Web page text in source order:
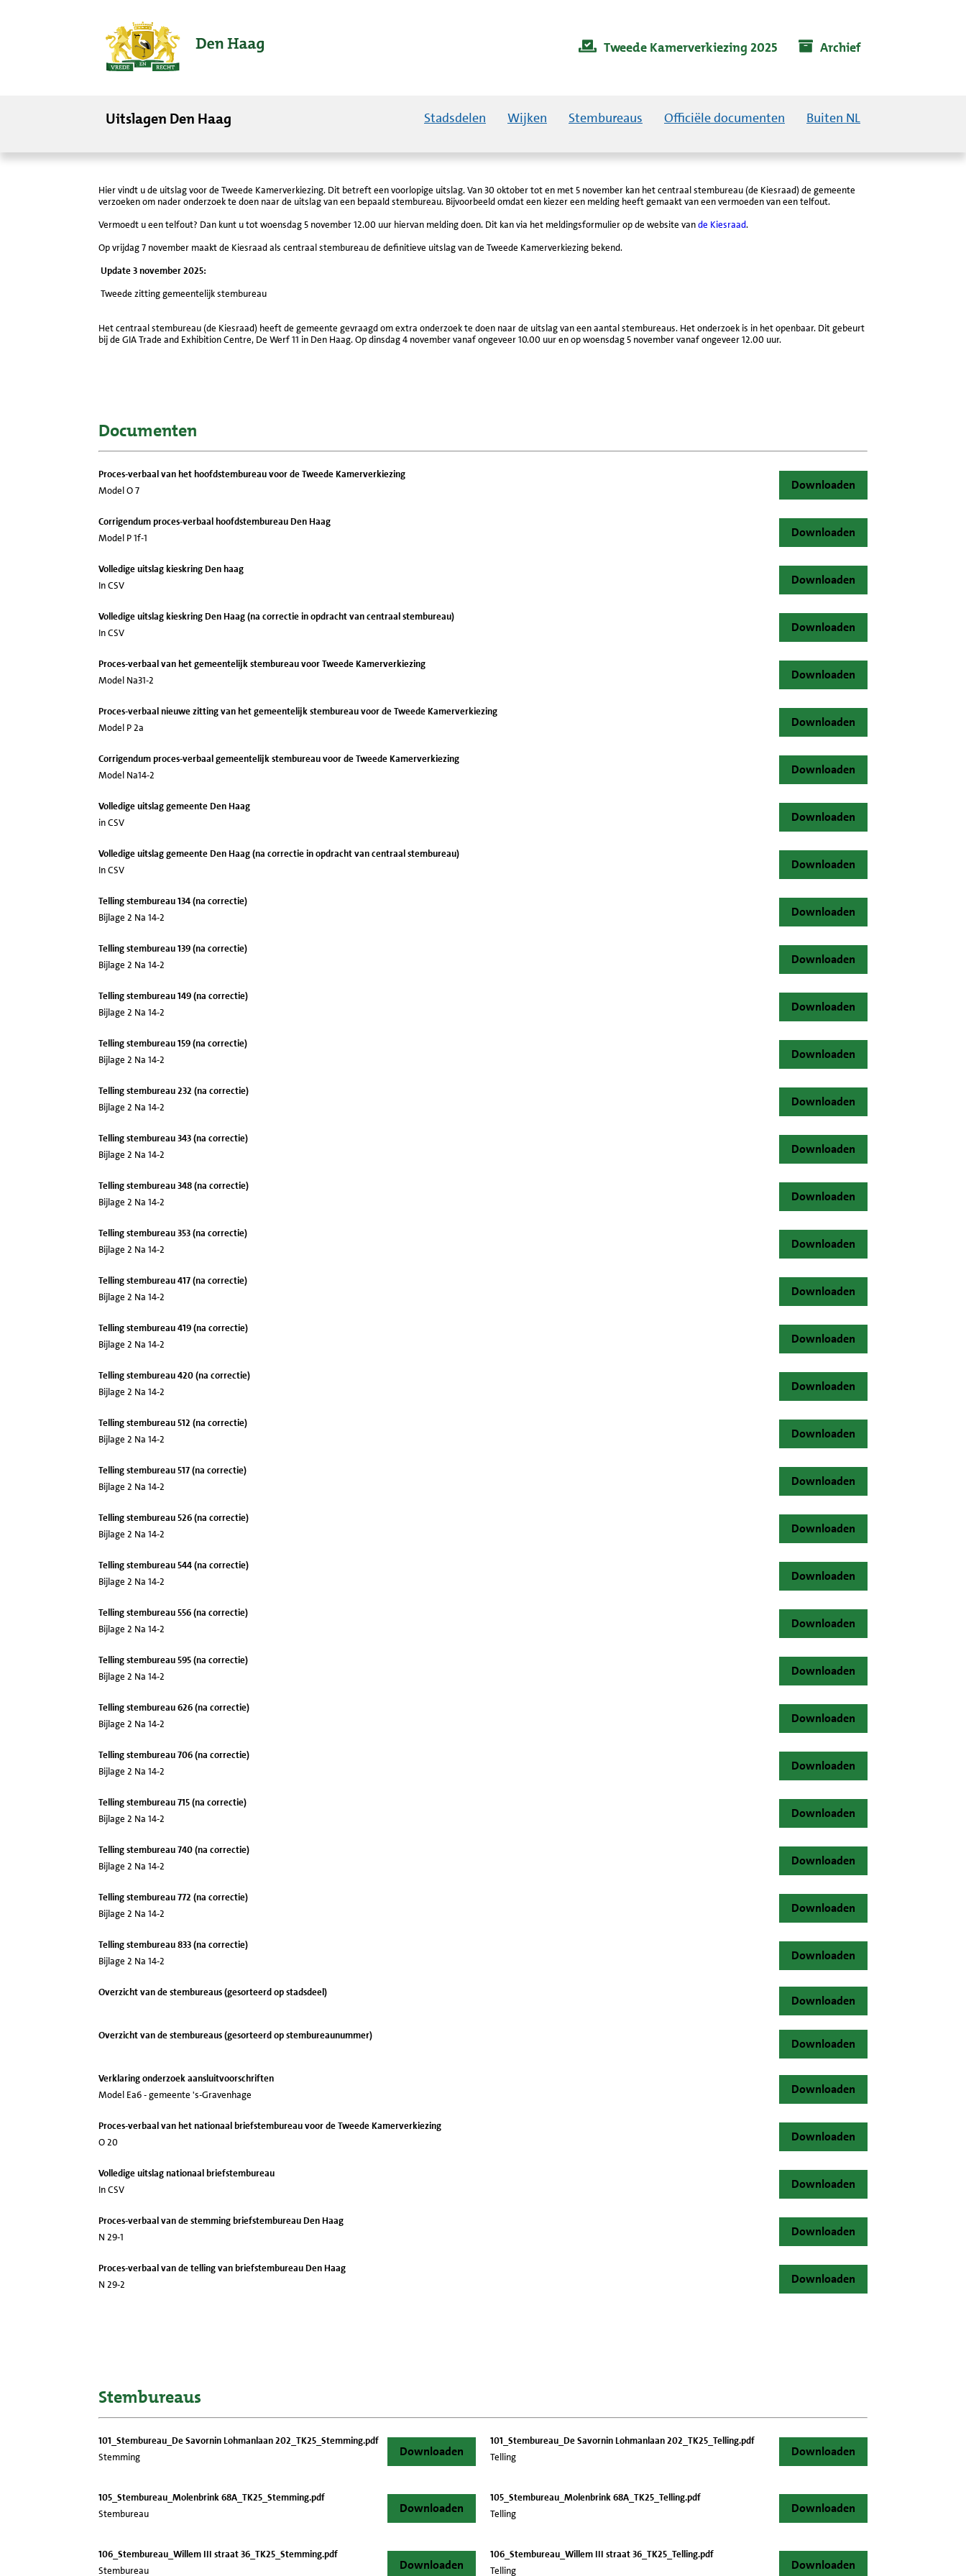
Tweede Kamerverkiezing 2025 Archief
Uitslagen Den Haag Stadsdelen Wijken Stembureaus Officiële documenten Buiten NL
Hier vindt u de uitslag voor de Tweede Kamerverkiezing. Dit betreft een voorlopige uitslag. Van 30 oktober tot en met 5 november kan het centraal stembureau (de Kiesraad) de gemeente
verzoeken om nader onderzoek te doen naar de uitslag van een bepaald stembureau. Bijvoorbeeld omdat een kiezer een melding heeft gemaakt van een vermoeden van een telfout.
Vermoedt u een telfout? Dan kunt u tot woensdag 5 november 12.00 uur hiervan melding doen. Dit kan via het meldingsformulier op de website vande Kiesraad.
Op vrijdag 7 november maakt de Kiesraad als centraal stembureau de definitieve uitslag van de Tweede Kamerverkiezing bekend.
Update 3 november 2025:
Tweede zitting gemeentelijk stembureau
Het centraal stembureau (de Kiesraad) heeft de gemeente gevraagd om extra onderzoek te doen naar de uitslag van een aantal stembureaus. Het onderzoek is in het openbaar. Dit gebeurt
bij de GIA Trade and Exhibition Centre, De Werf 11 in Den Haag. Op dinsdag 4 november vanaf ongeveer 10.00 uur en op woensdag 5 november vanaf ongeveer 12.00 uur.
Documenten
Proces-verbaal van het hoofdstembureau voor de Tweede Kamerverkiezing
Model O 7
Downloaden
Corrigendum proces-verbaal hoofdstembureau Den Haag
Model P 1f-1
Downloaden
Volledige uitslag kieskring Den haag
In CSV
Downloaden
Volledige uitslag kieskring Den Haag (na correctie in opdracht van centraal stembureau)
In CSV
Downloaden
Proces-verbaal van het gemeentelijk stembureau voor Tweede Kamerverkiezing
Model Na31-2
Downloaden
Proces-verbaal nieuwe zitting van het gemeentelijk stembureau voor de Tweede Kamerverkiezing
Model P 2a
Downloaden
Corrigendum proces-verbaal gemeentelijk stembureau voor de Tweede Kamerverkiezing
Model Na14-2
Downloaden
Volledige uitslag gemeente Den Haag
in CSV
Downloaden
Volledige uitslag gemeente Den Haag (na correctie in opdracht van centraal stembureau)
In CSV
Downloaden
Telling stembureau 134 (na correctie)
Bijlage 2 Na 14-2
Downloaden
Telling stembureau 139 (na correctie)
Bijlage 2 Na 14-2
Downloaden
Telling stembureau 149 (na correctie)
Bijlage 2 Na 14-2
Downloaden
Telling stembureau 159 (na correctie)
Bijlage 2 Na 14-2
Downloaden
Telling stembureau 232 (na correctie)
Bijlage 2 Na 14-2
Downloaden
Telling stembureau 343 (na correctie)
Bijlage 2 Na 14-2
Downloaden
Telling stembureau 348 (na correctie)
Bijlage 2 Na 14-2
Downloaden
Telling stembureau 353 (na correctie)
Bijlage 2 Na 14-2
Downloaden
Telling stembureau 417 (na correctie)
Bijlage 2 Na 14-2
Downloaden
Telling stembureau 419 (na correctie)
Bijlage 2 Na 14-2
Downloaden
Telling stembureau 420 (na correctie)
Bijlage 2 Na 14-2
Downloaden
Telling stembureau 512 (na correctie)
Bijlage 2 Na 14-2
Downloaden
Telling stembureau 517 (na correctie)
Bijlage 2 Na 14-2
Downloaden
Telling stembureau 526 (na correctie)
Bijlage 2 Na 14-2
Downloaden
Telling stembureau 544 (na correctie)
Bijlage 2 Na 14-2
Downloaden
Telling stembureau 556 (na correctie)
Bijlage 2 Na 14-2
Downloaden
Telling stembureau 595 (na correctie)
Bijlage 2 Na 14-2
Downloaden
Telling stembureau 626 (na correctie)
Bijlage 2 Na 14-2
Downloaden
Telling stembureau 706 (na correctie)
Bijlage 2 Na 14-2
Downloaden
Telling stembureau 715 (na correctie)
Bijlage 2 Na 14-2
Downloaden
Telling stembureau 740 (na correctie)
Bijlage 2 Na 14-2
Downloaden
Telling stembureau 772 (na correctie)
Bijlage 2 Na 14-2
Downloaden
Telling stembureau 833 (na correctie)
Bijlage 2 Na 14-2
Downloaden
Overzicht van de stembureaus (gesorteerd op stadsdeel)
Downloaden
Overzicht van de stembureaus (gesorteerd op stembureaunummer)
Downloaden
Verklaring onderzoek aansluitvoorschriften
Model Ea6 - gemeente 's-Gravenhage
Downloaden
Proces-verbaal van het nationaal briefstembureau voor de Tweede Kamerverkiezing
O 20
Downloaden
Volledige uitslag nationaal briefstembureau
In CSV
Downloaden
Proces-verbaal van de stemming briefstembureau Den Haag
N 29-1
Downloaden
Proces-verbaal van de telling van briefstembureau Den Haag
N 29-2
Downloaden
Stembureaus
101_Stembureau_De Savornin Lohmanlaan 202_TK25_Stemming.pdf
Stemming
Downloaden
101_Stembureau_De Savornin Lohmanlaan 202_TK25_Telling.pdf
Telling
Downloaden
105_Stembureau_Molenbrink 68A_TK25_Stemming.pdf
Stembureau
Downloaden
105_Stembureau_Molenbrink 68A_TK25_Telling.pdf
Telling
Downloaden
106_Stembureau_Willem III straat 36_TK25_Stemming.pdf
Stembureau
Downloaden
106_Stembureau_Willem III straat 36_TK25_Telling.pdf
Telling
Downloaden